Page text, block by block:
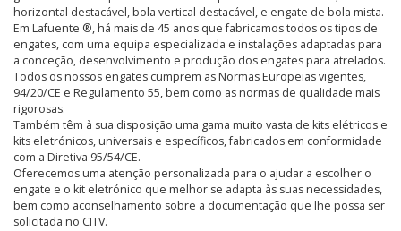
horizontal destacável, bola vertical destacável, e engate de bola mista.
Em Lafuente ®, há mais de 45 anos que fabricamos todos os tipos de
engates, com uma equipa especializada e instalações adaptadas para
a conceção, desenvolvimento e produção dos engates para atrelados.
Todos os nossos engates cumprem as Normas Europeias vigentes,
94/20/CE e Regulamento 55, bem como as normas de qualidade mais
rigorosas.
Também têm à sua disposição uma gama muito vasta de kits elétricos e
kits eletrónicos, universais e específicos, fabricados em conformidade
com a Diretiva 95/54/CE.
Oferecemos uma atenção personalizada para o ajudar a escolher o
engate e o kit eletrónico que melhor se adapta às suas necessidades,
bem como aconselhamento sobre a documentação que lhe possa ser
solicitada no CITV.